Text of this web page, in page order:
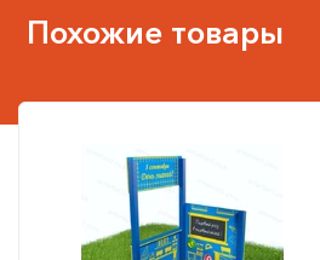
Похожие товары